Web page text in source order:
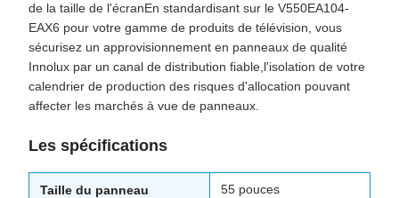
de la taille de l'écranEn standardisant sur le V550EA104-
EAX6 pour votre gamme de produits de télévision, vous
sécurisez un approvisionnement en panneaux de qualité
Innolux par un canal de distribution fiable,l'isolation de votre
calendrier de production des risques d'allocation pouvant
affecter les marchés à vue de panneaux.
Les spécifications
Taille du panneau 55 pouces